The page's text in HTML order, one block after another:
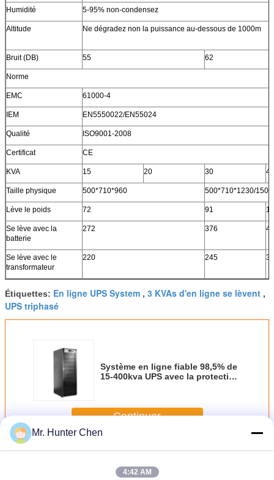
Humidité 5-95% non-condensez
Altitude Ne dégradez non la puissance au-dessous de 1000m
Bruit (DB) 55 62
Norme
EMC 61000-4
IEM EN5550022/EN55024
Qualité ISO9001-2008
Certificat CE
KVA 15 20 30 40
Taille physique 500*710*960 500*710*1230/1500
Lève le poids 72 91
Se lève avec la
batterie
272 376
Se lève avec le
transformateur
220 245
Étiquettes: En ligne UPS System , 3 KVAs d'en ligne se lèvent ,
UPS triphasé
Système en ligne fiable 98,5% de
15-400kva UPS avec la protection
Continuer
PlusLa phase 3 en ligne se lève
Mr. Hunter Chen
4:42 AM